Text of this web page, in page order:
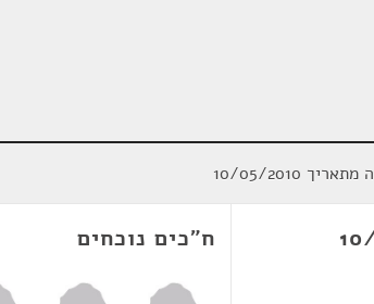
10/05/2010
ח"כים נוכחים